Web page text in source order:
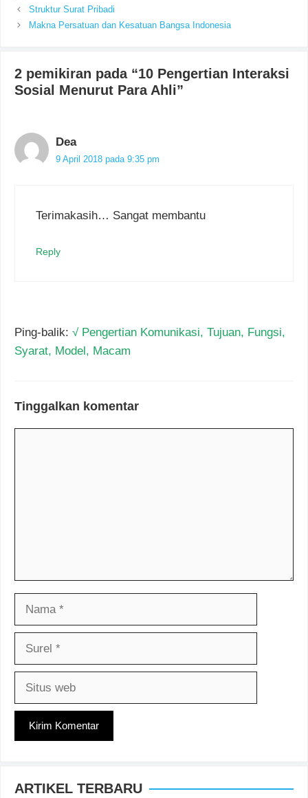
Struktur Surat Pribadi
Makna Persatuan dan Kesatuan Bangsa Indonesia
2 pemikiran pada “10 Pengertian Interaksi
Sosial Menurut Para Ahli”
Dea
9 April 2018 pada 9:35 pm
Terimakasih… Sangat membantu
Reply
Ping-balik: √ Pengertian Komunikasi, Tujuan, Fungsi,
Syarat, Model, Macam
Tinggalkan komentar
Nama
Surel
Situs
ARTIKEL TERBARU